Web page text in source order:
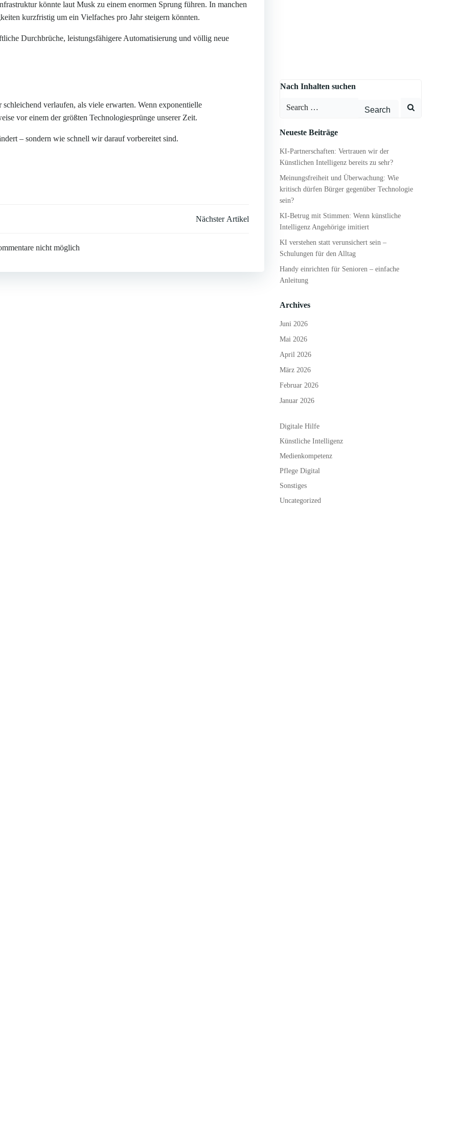
könnte laut Musk zu einem enormen Sprung führen. In manchen
kurzfristig um ein Vielfaches pro Jahr steigern könnten.
Durchbrüche, leistungsfähigere Automatisierung und völlig neue
verlaufen, als viele erwarten. Wenn exponentielle
vor einem der größten Technologiesprünge unserer Zeit.
– sondern wie schnell wir darauf vorbereitet sind.
navigation
Nächster Artikel
nicht möglich
Nach Inhalten suchen
Search
Neueste Beiträge
KI-Partnerschaften: Vertrauen wir der
Künstlichen Intelligenz bereits zu sehr?
Meinungsfreiheit und Überwachung: Wie
kritisch dürfen Bürger gegenüber Technologie
sein?
KI-Betrug mit Stimmen: Wenn künstliche
Intelligenz Angehörige imitiert
KI verstehen statt verunsichert sein –
Schulungen für den Alltag
Handy einrichten für Senioren – einfache
Anleitung
Archives
Juni 2026
Mai 2026
April 2026
März 2026
Februar 2026
Januar 2026
Digitale Hilfe
Künstliche Intelligenz
Medienkompetenz
Pflege Digital
Sonstiges
Uncategorized